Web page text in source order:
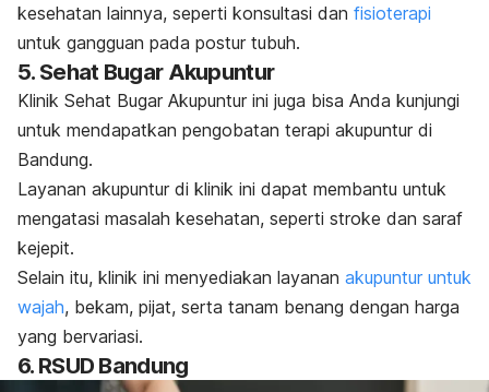
kesehatan lainnya, seperti konsultasi dan fisioterapi
untuk gangguan pada postur tubuh.
5. Sehat Bugar Akupuntur
Klinik Sehat Bugar Akupuntur ini juga bisa Anda kunjungi
untuk mendapatkan pengobatan terapi akupuntur di
Bandung.
Layanan akupuntur di klinik ini dapat membantu untuk
mengatasi masalah kesehatan, seperti stroke dan saraf
kejepit.
Selain itu, klinik ini menyediakan layanan akupuntur untuk
wajah, bekam, pijat, serta tanam benang dengan harga
yang bervariasi.
6. RSUD Bandung